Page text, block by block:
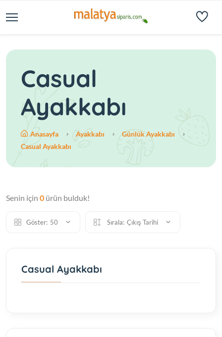
Casual
Ayakkabı
Anasayfa Ayakkabı
Günlük Ayakkabı
Casual Ayakkabı
Senin için 0 ürün bulduk!
Göster: 50 Sırala: Çıkış Tarihi
Casual Ayakkabı